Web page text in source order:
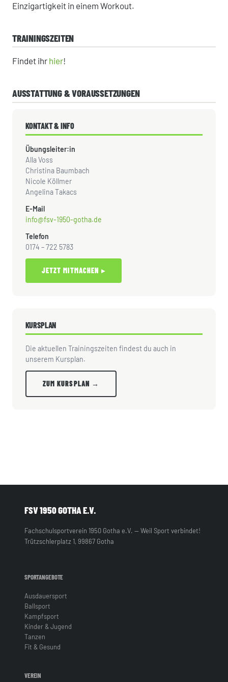
Einzigartigkeit in einem Workout.
TRAININGSZEITEN
Findet ihr hier!
AUSSTATTUNG & VORAUSSETZUNGEN
KONTAKT & INFO
Übungsleiter:in
Alla Voss
Christina Baumbach
Nicole Köllmer
Angelina Takacs
E-Mail
info@fsv-1950-gotha.de
Telefon
0174 – 722 5783
JETZT MITMACHEN ▸
KURSPLAN
Die aktuellen Trainingszeiten findest du auch in
unserem Kursplan.
ZUM KURSPLAN →
FSV 1950 GOTHA E.V.
Fachschulsportverein 1950 Gotha e.V. — Weil Sport verbindet!
Trützschlerplatz 1, 99867 Gotha
SPORTANGEBOTE
Ausdauersport
Ballsport
Kampfsport
Kinder & Jugend
Tanzen
Fit & Gesund
VEREIN